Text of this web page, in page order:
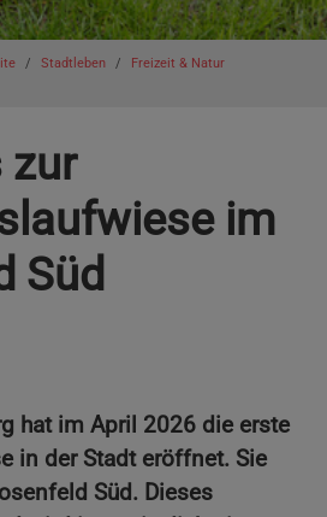
Stadtleben
Freizeit & Natur
zur
im
Süd
hat im April 2026 die erste
in der Stadt eröffnet. Sie
Süd. Dieses